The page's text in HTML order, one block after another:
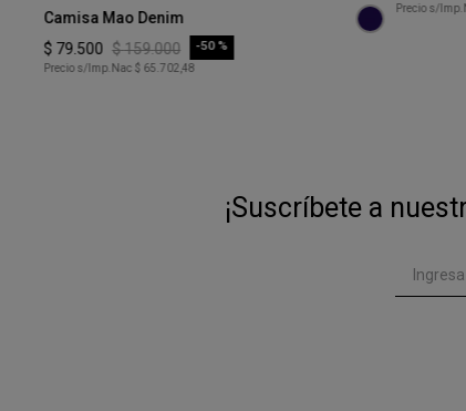
XS
Camisa Mao Denim
$ 79 500 $159.000 -50 %
Precio s/Imp.Nac $ 65.702,48
Precio s/
¡Suscríbete a